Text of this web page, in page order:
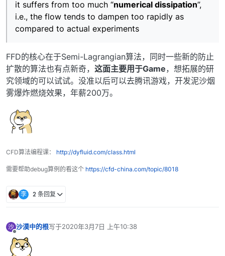
it suffers from too much “numerical dissipation”,
i.e., the flow tends to dampen too rapidly as
compared to actual experiments
FFD的核心在于Semi-Lagrangian算法，同时一些新的防止
扩散的算法也有点新奇， 这面主要用于Game，想拓展的研
究领域的可以试试。没准以后可以去腾讯游戏，开发泥沙烟
雾爆炸燃烧效果，年薪200万。
CFD算法编程课： http://dyfluid.com/class.html
需要帮助debug算例的看这个 https://cfd-china.com/topic/8018
李 2 条回复
沙
离线
沙漠中的根写于2020年3月7日 上午10:38
最后由 编辑